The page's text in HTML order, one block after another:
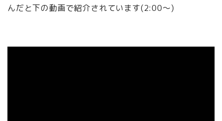
んだと下の動画で紹介されています(2:00～)